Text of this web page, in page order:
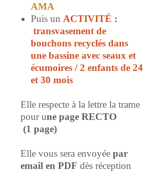
AMA
Puis un ACTIVITÉ :
transvasement de
bouchons recyclés dans
une bassine avec seaux et
écumoires / 2 enfants de 24
et 30 mois
Elle respecte à la lettre la trame
pour une page RECTO
(1 page)
Elle vous sera envoyée par
email en PDF dès réception